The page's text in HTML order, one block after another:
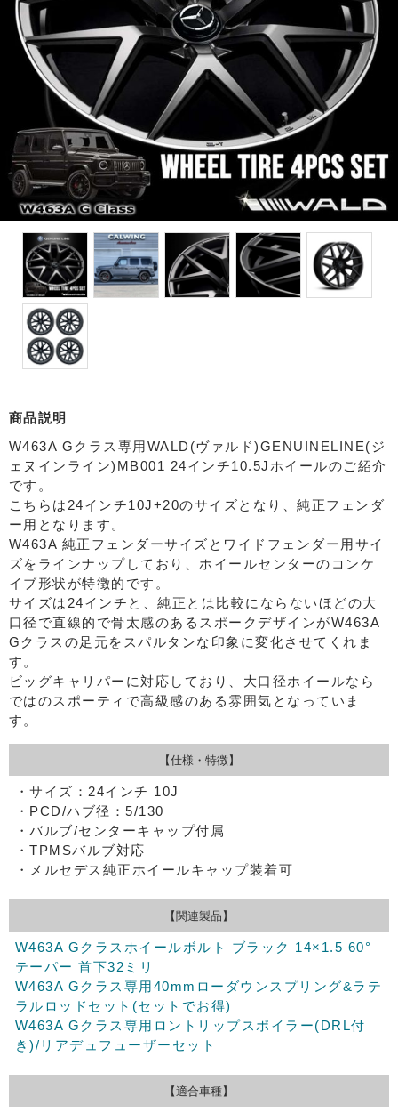
商品説明
W463A Gクラス専用WALD(ヴァルド)GENUINELINE(ジ
ェヌインライン)MB001 24インチ10.5Jホイールのご紹介
です。
こちらは24インチ10J+20のサイズとなり、純正フェンダ
ー用となります。
W463A 純正フェンダーサイズとワイドフェンダー用サイ
ズをラインナップしており、ホイールセンターのコンケ
イブ形状が特徴的です。
サイズは24インチと、純正とは比較にならないほどの大
口径で直線的で骨太感のあるスポークデザインがW463A
Gクラスの足元をスパルタンな印象に変化させてくれま
す。
ビッグキャリパーに対応しており、大口径ホイールなら
ではのスポーティで高級感のある雰囲気となっていま
す。
【仕様・特徴】
・サイズ：24インチ 10J
・PCD/ハブ径：5/130
・バルブ/センターキャップ付属
・TPMSバルブ対応
・メルセデス純正ホイールキャップ装着可
【関連製品】
W463A Gクラスホイールボルト ブラック 14×1.5 60°
テーパー 首下32ミリ
W463A Gクラス専用40mmローダウンスプリング&ラテ
ラルロッドセット(セットでお得)
W463A Gクラス専用ロントリップスポイラー(DRL付
き)/リアデュフューザーセット
【適合車種】